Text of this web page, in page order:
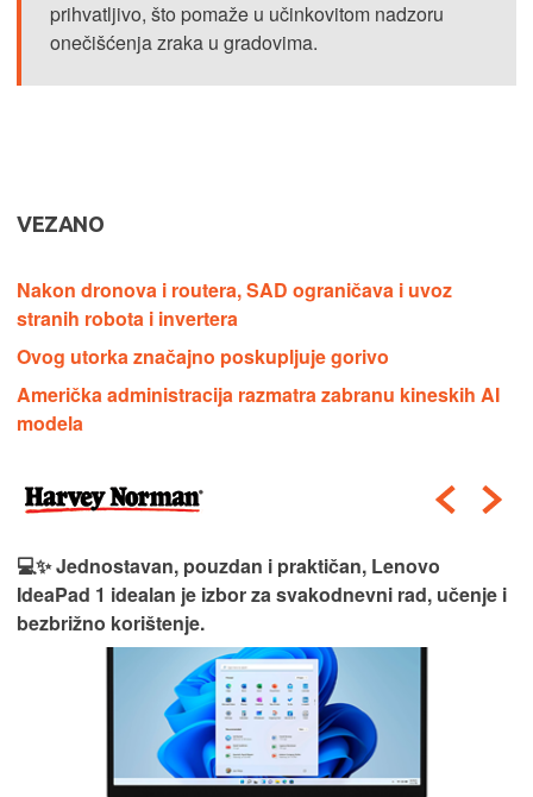
prihvatljivo, što pomaže u učinkovitom nadzoru
onečišćenja zraka u gradovima.
VEZANO
Nakon dronova i routera, SAD ograničava i uvoz
stranih robota i invertera
Ovog utorka značajno poskupljuje gorivo
Američka administracija razmatra zabranu kineskih AI
modela
💻✨ Jednostavan, pouzdan i praktičan, Lenovo
IdeaPad 1 idealan je izbor za svakodnevni rad, učenje i
bezbrižno korištenje.